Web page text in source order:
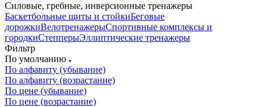
Силовые, гребные, инверсионные тренажеры
Баскетбольные щиты и стойкиБеговые
дорожкиВелотренажерыСпортивные комплексы и
городкиСтепперыЭллиптические тренажеры
Фильтр
По умолчанию
По алфавиту (убывание)
По алфавиту (возрастание)
По цене (убывание)
По цене (возрастание)